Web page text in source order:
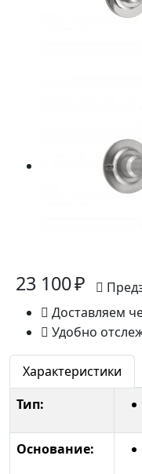
23 100 ₽
Доставляем
Удобно
Характеристики
Тип:
Основание: